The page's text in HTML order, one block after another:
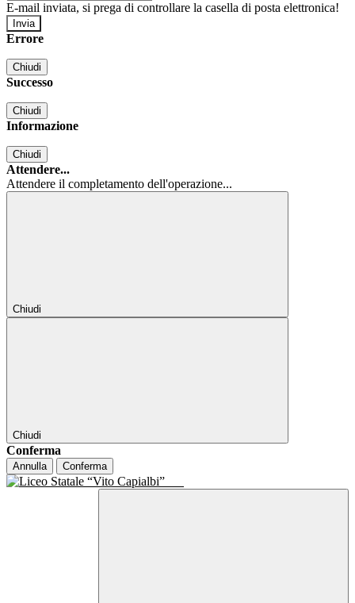
E-mail inviata, si prega di controllare la casella di posta elettronica!
Errore
Chiudi
Successo
Chiudi
Informazione
Chiudi
Attendere...
Attendere il completamento dell'operazione...
Chiudi
Chiudi
Conferma
Annulla Conferma